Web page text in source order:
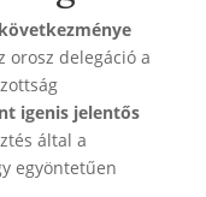
orosz delegáció a
igenis jelentős
által a
egyöntetűen